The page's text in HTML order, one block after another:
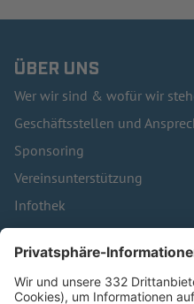
ÜBER UNS
Wer wir sind & wofür wir
Geschäftsstellen und
Sponsoring
Vereinsunterstützung
Infothek
Kontakt
HÄUFIG BESUCHTE